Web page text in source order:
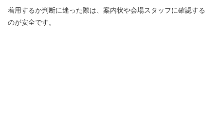
着用するか判断に迷った際は、案内状や会場スタッフに確認する
のが安全です。